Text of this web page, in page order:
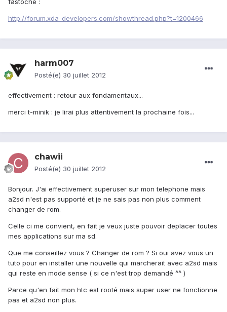
fastoche :
http://forum.xda-developers.com/showthread.php?t=1200466
harm007
Posté(e) 30 juillet 2012
effectivement : retour aux fondamentaux...
merci t-minik : je lirai plus attentivement la prochaine fois...
chawii
Posté(e) 30 juillet 2012
Bonjour. J'ai effectivement superuser sur mon telephone mais
a2sd n'est pas supporté et je ne sais pas non plus comment
changer de rom.
Celle ci me convient, en fait je veux juste pouvoir deplacer toutes
mes applications sur ma sd.
Que me conseillez vous ? Changer de rom ? Si oui avez vous un
tuto pour en installer une nouvelle qui marcherait avec a2sd mais
qui reste en mode sense ( si ce n'est trop demandé ^^ )
Parce qu'en fait mon htc est rooté mais super user ne fonctionne
pas et a2sd non plus.